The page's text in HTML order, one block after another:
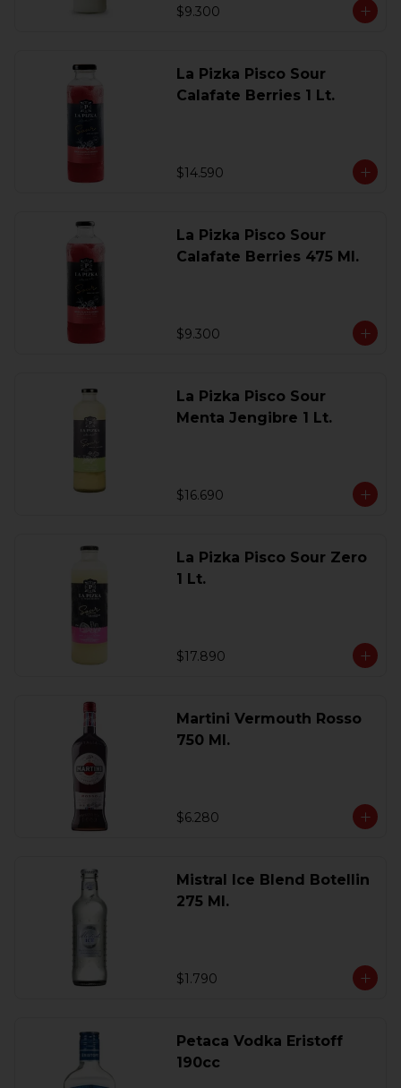
$9.300
La Pizka Pisco Sour
Calafate Berries 1 Lt.
$14.590
La Pizka Pisco Sour
Calafate Berries 475 Ml.
$9.300
La Pizka Pisco Sour
Menta Jengibre 1 Lt.
$16.690
La Pizka Pisco Sour Zero
1 Lt.
$17.890
Martini Vermouth Rosso
750 Ml.
$6.280
Mistral Ice Blend Botellin
275 Ml.
$1.790
Petaca Vodka Eristoff
190cc